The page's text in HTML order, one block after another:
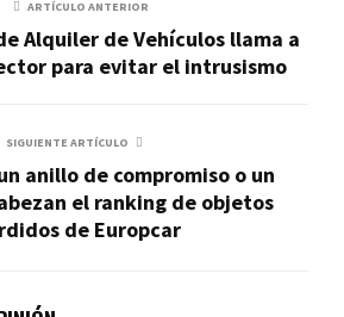
ARTÍCULO ANTERIOR
Alquiler de Vehículos llama a
para evitar el intrusismo
SIGUIENTE ARTÍCULO
anillo de compromiso o un
el ranking de objetos
de Europcar